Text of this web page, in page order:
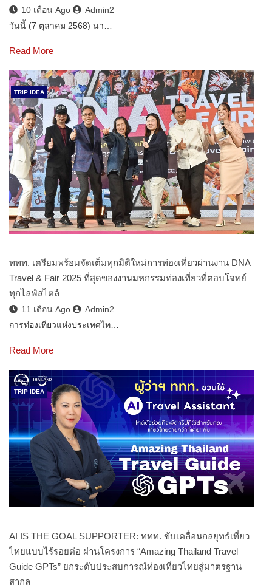
10 เดือน Ago
Admin2
วันนี้ (7 ตุลาคม 2568) นา…
Read More
TRIP IDEA
ททท. เตรียมพร้อมจัดเต็มทุกมิติใหม่การท่องเที่ยวผ่านงาน DNA
Travel & Fair 2025 ที่สุดของงานมหกรรมท่องเที่ยวที่ตอบโจทย์
ทุกไลฟ์สไตล์
11 เดือน Ago
Admin2
การท่องเที่ยวแห่งประเทศไท…
Read More
TRIP IDEA
AI IS THE GOAL SUPPORTER: ททท. ขับเคลื่อนกลยุทธ์เที่ยว
ไทยแบบไร้รอยต่อ ผ่านโครงการ “Amazing Thailand Travel
Guide GPTs” ยกระดับประสบการณ์ท่องเที่ยวไทยสู่มาตรฐาน
สากล